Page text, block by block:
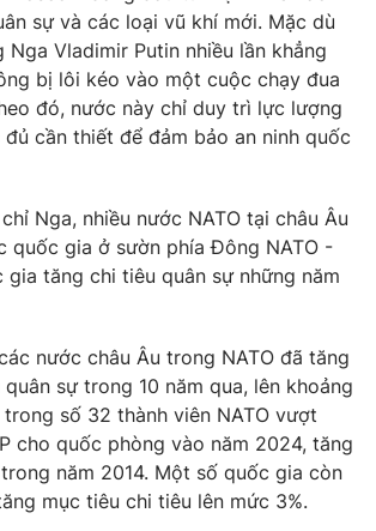
sự và các loại vũ khí mới. Mặc dù
Nga Vladimir Putin nhiều lần khẳng
bị lôi kéo vào một cuộc chạy đua
đó, nước này chỉ duy trì lực lượng
cần thiết để đảm bảo an ninh quốc
Nga, nhiều nước NATO tại châu Âu
quốc gia ở sườn phía Đông NATO -
gia tăng chi tiêu quân sự những năm
nước châu Âu trong NATO đã tăng
sự trong 10 năm qua, lên khoảng
số 32 thành viên NATO vượt
cho quốc phòng vào năm 2024, tăng
năm 2014. Một số quốc gia còn
mục tiêu chi tiêu lên mức 3%.